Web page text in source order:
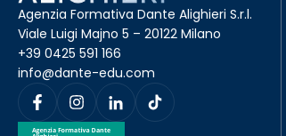
Agenzia Formativa Dante Alighieri S.r.l.
Viale Luigi Majno 5 – 20122 Milano
+39 0425 591 166
info@dante-edu.com